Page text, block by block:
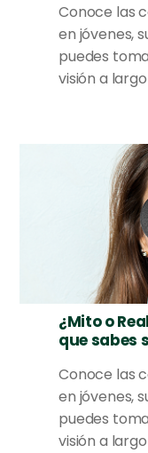
Conoce las
en jóvenes,
puedes
visión a
¿Mito o
que sabes
Conoce las
en jóvenes,
puedes
visión a